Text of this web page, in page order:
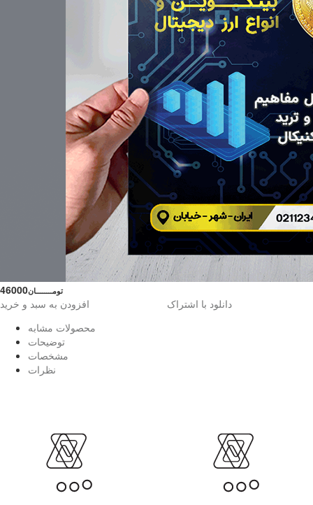
46000تومــــــــان
افزودن به سبد و خرید
دانلود با اشتراک
محصولات مشابه
توضیحات
مشخصات
نظرات